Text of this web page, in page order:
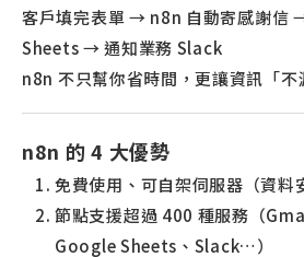
客戶填完表單 → n8n 自動寄感謝信
Sheets → 通知業務 Slack
n8n 不只幫你省時間，更讓資訊「不
n8n 的 4 大優勢
免費使用、可自架伺服器（資料
節點支援超過 400 種服務（
Google Sheets、Slack…）